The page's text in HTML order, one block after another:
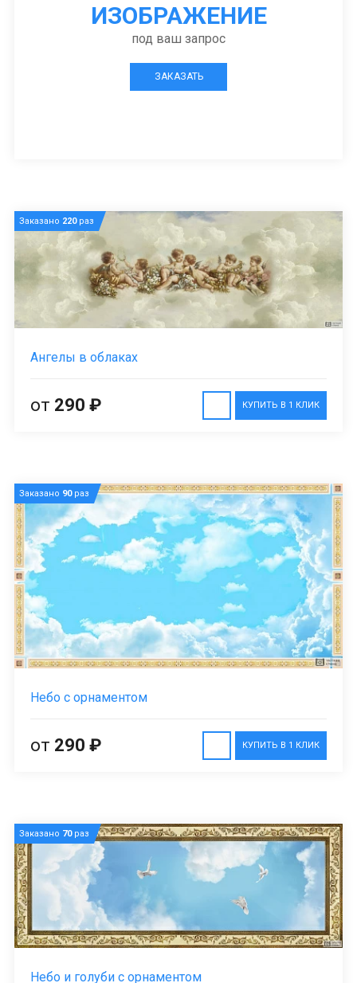
ИЗОБРАЖЕНИЕ
под ваш запрос
ЗАКАЗАТЬ
Заказано 220раз
Ангелы в облаках
КУПИТЬ В 1 КЛИК
от 290 ₽
Заказано 90раз
Небо с орнаментом
КУПИТЬ В 1 КЛИК
от 290 ₽
Заказано 70раз
Небо и голуби с орнаментом